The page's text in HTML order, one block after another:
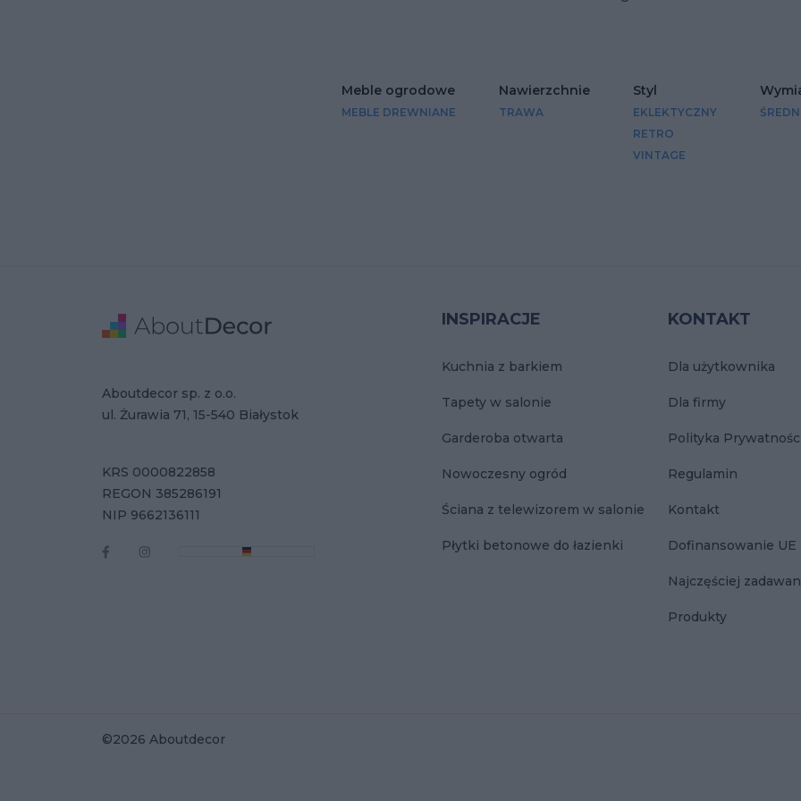
Meble ogrodowe
MEBLE DREWNIANE
Nawierzchnie
TRAWA
Styl
EKLEKTYCZNY
RETRO
VINTAGE
INSPIRACJE
Kuchnia z barkiem
Tapety w salonie
Garderoba otwarta
Nowoczesny ogród
Ściana z telewizorem w salonie
Płytki betonowe do łazienki
KONTAKT
Dla użytkownika
Dla firmy
Polityka
Regulamin
Kontakt
Dofinansowanie UE
Najczęściej
Produkty
Adres
Aboutdecor sp. z o.o.
ul. Żurawia 71, 15-540 Białystok
Dane Firmy
KRS 0000822858
REGON 385286191
NIP 9662136111
©2026 Aboutdecor